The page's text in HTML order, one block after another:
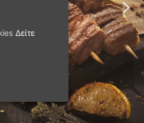
Δείτε